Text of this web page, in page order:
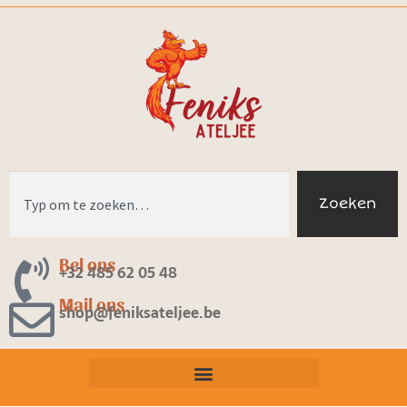
Zoeken
Bel ons
+32 485 62 05 48
Mail ons
shop@feniksateljee.be